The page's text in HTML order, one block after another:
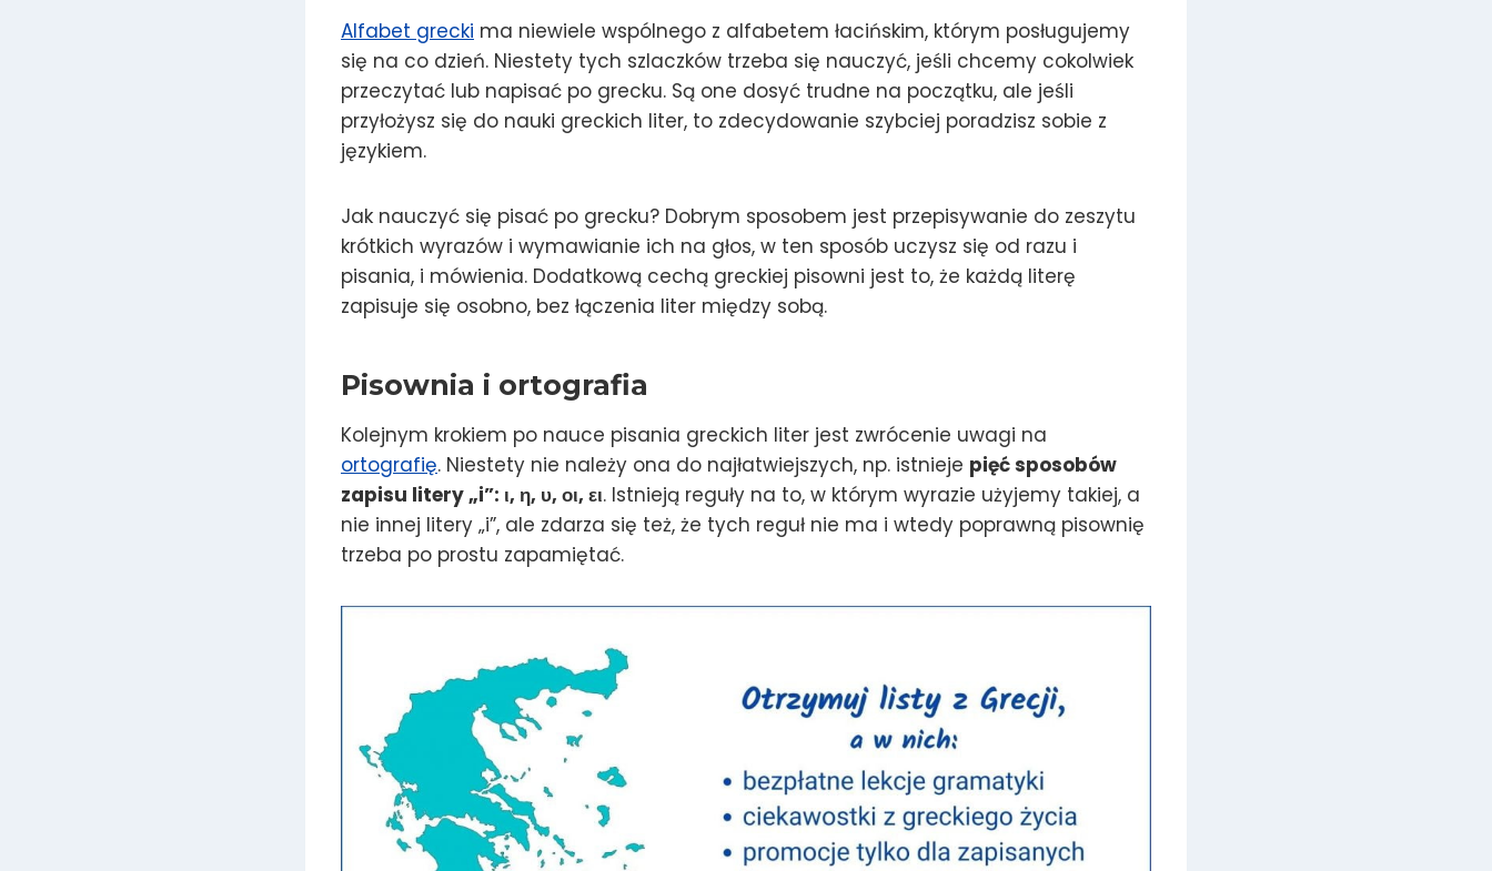
Alfabet grecki ma niewiele wspólnego z alfabetem łacińskim, którym posługujemy
się na co dzień. Niestety tych szlaczków trzeba się nauczyć, jeśli chcemy cokolwiek
przeczytać lub napisać po grecku. Są one dosyć trudne na początku, ale jeśli
przyłożysz się do nauki greckich liter, to zdecydowanie szybciej poradzisz sobie z
językiem.
Jak nauczyć się pisać po grecku? Dobrym sposobem jest przepisywanie do zeszytu
krótkich wyrazów i wymawianie ich na głos, w ten sposób uczysz się od razu i
pisania, i mówienia. Dodatkową cechą greckiej pisowni jest to, że każdą literę
zapisuje się osobno, bez łączenia liter między sobą.
Pisownia i ortografia
Kolejnym krokiem po nauce pisania greckich liter jest zwrócenie uwagi na
ortografię. Niestety nie należy ona do najłatwiejszych, np. istnieje pięć sposobów
zapisu litery „i”: ι, η, υ, οι, ει. Istnieją reguły na to, w którym wyrazie użyjemy takiej, a
nie innej litery „i”, ale zdarza się też, że tych reguł nie ma i wtedy poprawną pisownię
trzeba po prostu zapamiętać.